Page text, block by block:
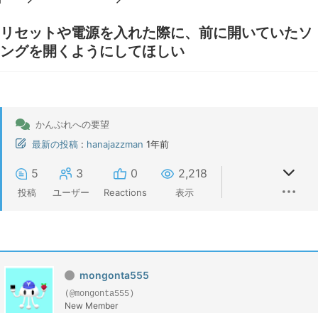
リセットや電源を入れた際に、前に開いていたソ
ングを開くようにしてほしい
かんぷれへの要望
最新の投稿 : hanajazzman 1年前
5
投稿
3
ユーザー
0
Reactions
2,218
表示
mongonta555
(@mongonta555)
New Member